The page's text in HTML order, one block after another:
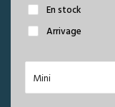
En stock
Arrivage
Mini